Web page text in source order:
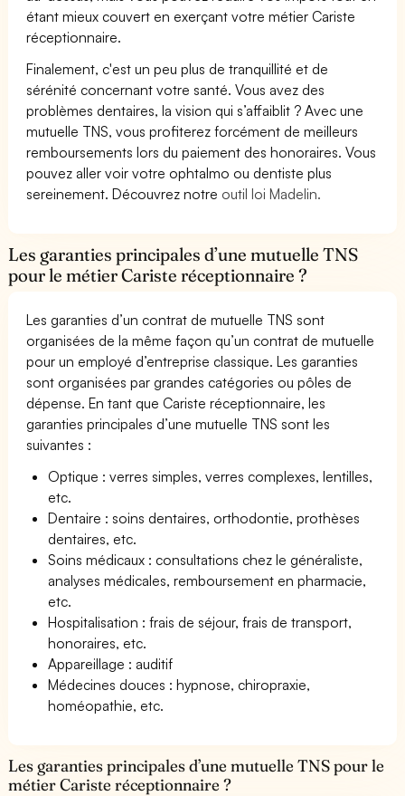
étant mieux couvert en exerçant votre métier Cariste
réceptionnaire.
Finalement, c'est un peu plus de tranquillité et de
sérénité concernant votre santé. Vous avez des
problèmes dentaires, la vision qui s’affaiblit ? Avec une
mutuelle TNS, vous profiterez forcément de meilleurs
remboursements lors du paiement des honoraires. Vous
pouvez aller voir votre ophtalmo ou dentiste plus
sereinement. Découvrez notre outil loi Madelin.
Les garanties principales d’une mutuelle TNS
pour le métier Cariste réceptionnaire ?
Les garanties d’un contrat de mutuelle TNS sont
organisées de la même façon qu’un contrat de mutuelle
pour un employé d’entreprise classique. Les garanties
sont organisées par grandes catégories ou pôles de
dépense. En tant que Cariste réceptionnaire, les
garanties principales d’une mutuelle TNS sont les
suivantes :
Optique : verres simples, verres complexes, lentilles,
etc.
Dentaire : soins dentaires, orthodontie, prothèses
dentaires, etc.
Soins médicaux : consultations chez le généraliste,
analyses médicales, remboursement en pharmacie,
etc.
Hospitalisation : frais de séjour, frais de transport,
honoraires, etc.
Appareillage : auditif
Médecines douces : hypnose, chiropraxie,
homéopathie, etc.
Les garanties principales d’une mutuelle TNS pour le
métier Cariste réceptionnaire ?